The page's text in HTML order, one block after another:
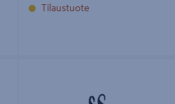
Tilaustuote